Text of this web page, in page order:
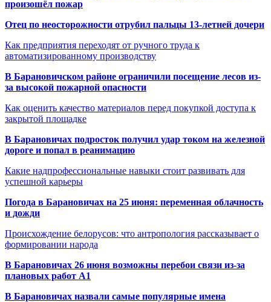
произошёл пожар
Отец по неосторожности отрубил пальцы 13-летней дочери
Как предприятия переходят от ручного труда к
автоматизированному производству
В Барановичском районе ограничили посещение лесов из-
за высокой пожарной опасности
Как оценить качество материалов перед покупкой доступа к
закрытой площадке
В Барановичах подросток получил удар током на железной
дороге и попал в реанимацию
Какие надпрофессиональные навыки стоит развивать для
успешной карьеры
Погода в Барановичах на 25 июня: переменная облачность
и дожди
Происхождение белорусов: что антропология рассказывает о
формировании народа
В Барановичах 26 июня возможны перебои связи из-за
плановых работ A1
В Барановичах назвали самые популярные имена